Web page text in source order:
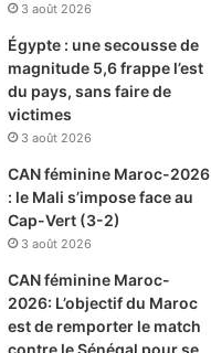
3 août 2026
Égypte : une secousse de
magnitude 5,6 frappe l’est
du pays, sans faire de
victimes
3 août 2026
CAN féminine Maroc-2026
: le Mali s’impose face au
Cap-Vert (3-2)
3 août 2026
CAN féminine Maroc-
2026: L’objectif du Maroc
est de remporter le match
contre le Sénégal pour se